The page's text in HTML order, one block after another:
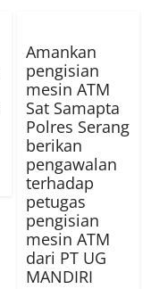
Amankan
pengisian
mesin ATM
Sat Samapta
Polres Serang
berikan
pengawalan
terhadap
petugas
pengisian
mesin ATM
dari PT UG
MANDIRI